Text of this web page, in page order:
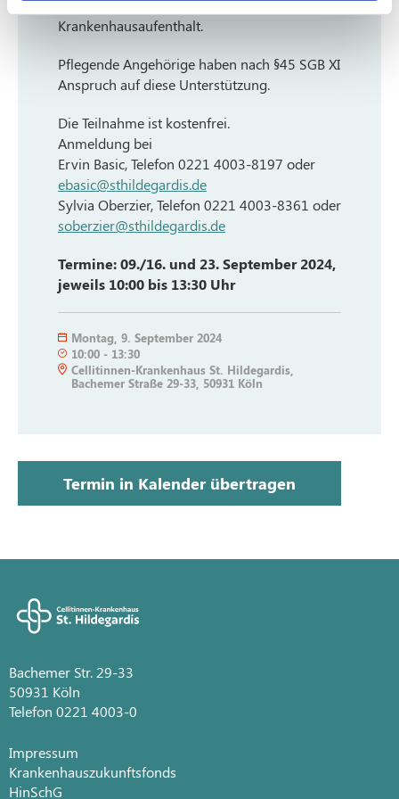
einen Heimplatz oder in der Zeit nach einem
Krankenhausaufenthalt.
Pflegende Angehörige haben nach §45 SGB XI
Anspruch auf diese Unterstützung.
Die Teilnahme ist kostenfrei.
Anmeldung bei
Ervin Basic, Telefon 0221 4003-8197 oder
ebasic@sthildegardis.de
Sylvia Oberzier, Telefon 0221 4003-8361 oder
soberzier@sthildegardis.de
Termine: 09./16. und 23. September 2024,
jeweils 10:00 bis 13:30 Uhr
Montag 9. September 2024
10:00 - 13:30
Cellitinnen-Krankenhaus St. Hildegardis,
Bachemer Straße 29-33, 50931 Köln
Termin in Kalender übertragen
Bachemer Str. 29-33
50931 Köln
Telefon 0221 4003-0
Impressum
Krankenhauszukunftsfonds
HinSchG